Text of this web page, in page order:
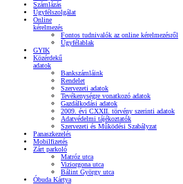
Számlázás
Ügyfélszolgálat
Online
kérelmezés
Fontos tudnivalók az online kérelmezésről
Ügyfélablak
GYIK
Közérdekű
adatok
Bankszámláink
Rendelet
Szervezeti adatok
Tevékenységre vonatkozó adatok
Gazdálkodási adatok
2009. évi CXXII. törvény szerinti adatok
Adatvédelmi tájékoztatók
Szervezeti és Működési Szabályzat
Panaszkezelés
Mobilfizetés
Zárt parkoló
Matróz utca
Viziorgona utca
Bálint György utca
Óbuda Kártya